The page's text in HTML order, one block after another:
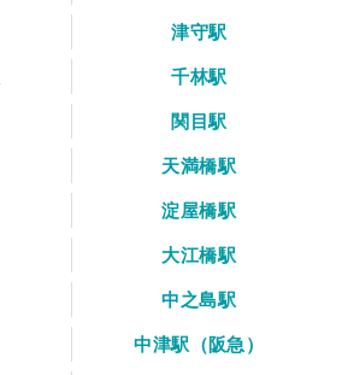
津守駅
千林駅
関目駅
天満橋駅
淀屋橋駅
大江橋駅
中之島駅
中津駅（阪急）